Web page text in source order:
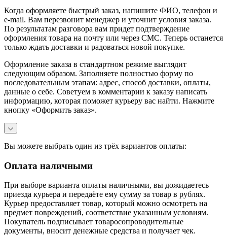
Когда оформляете быстрый заказ, напишите ФИО, телефон и
e-mail. Вам перезвонит менеджер и уточнит условия заказа.
По результатам разговора вам придет подтверждение
оформления товара на почту или через СМС. Теперь останется
только ждать доставки и радоваться новой покупке.
Оформление заказа в стандартном режиме выглядит
следующим образом. Заполняете полностью форму по
последовательным этапам: адрес, способ доставки, оплаты,
данные о себе. Советуем в комментарии к заказу написать
информацию, которая поможет курьеру вас найти. Нажмите
кнопку «Оформить заказ».
Вы можете выбрать один из трёх вариантов оплаты:
Оплата наличными
При выборе варианта оплаты наличными, вы дожидаетесь
приезда курьера и передаёте ему сумму за товар в рублях.
Курьер предоставляет товар, который можно осмотреть на
предмет повреждений, соответствие указанным условиям.
Покупатель подписывает товаросопроводительные
документы, вносит денежные средства и получает чек.